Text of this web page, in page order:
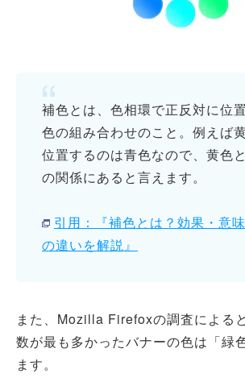
補色とは、色相環で正反対に位
色の組み合わせのこと。例えば
位置するのは青色なので、黄色
の関係にあると言えます。
引用：『補色とは？効果・意
の違いを解説』
また、Mozilla Firefoxの調査による
数が最も多かったバナーの色は「緑
ます。